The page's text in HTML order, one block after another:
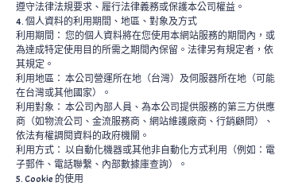
遵守法律法規要求、履行法律義務或保護本公司權益。
4. 個人資料的利用期間、地區、對象及方式
利用期間： 您的個人資料將在您使用本網站服務的期間內，或
為達成特定使用目的所需之期間內保留。法律另有規定者，依
其規定。
利用地區： 本公司營運所在地（台灣）及伺服器所在地（可能
在台灣或其他國家）。
利用對象： 本公司內部人員、為本公司提供服務的第三方供應
商（如物流公司、金流服務商、網站維護廠商、行銷顧問）、
依法有權調閱資料的政府機關。
利用方式： 以自動化機器或其他非自動化方式利用（例如：電
子郵件、電話聯繫、內部數據庫查詢）。
5. Cookie 的使用